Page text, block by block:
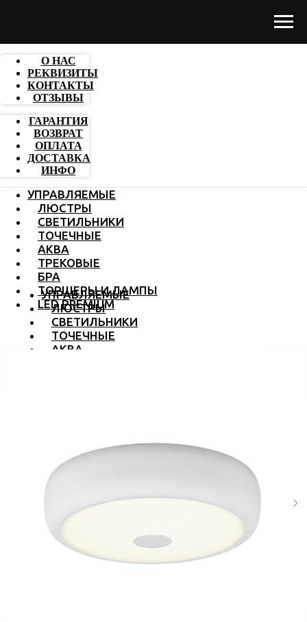
О НАС
РЕКВИЗИТЫ
КОНТАКТЫ
ОТЗЫВЫ
ГАРАНТИЯ
ВОЗВРАТ
ОПЛАТА
ДОСТАВКА
ИНФО
УПРАВЛЯЕМЫЕ
ЛЮСТРЫ
СВЕТИЛЬНИКИ
ТОЧЕЧНЫЕ
АКВА
ТРЕКОВЫЕ
БРА
ТОРШЕРЫ И ЛАМПЫ
LED PREMIUM
УПРАВЛЯЕМЫЕ
ЛЮСТРЫ
СВЕТИЛЬНИКИ
ТОЧЕЧНЫЕ
АКВА